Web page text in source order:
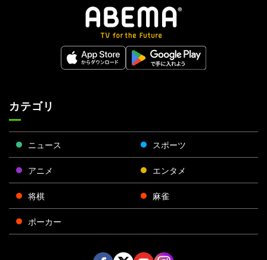
カテゴリ
ニュース スポーツ
アニメ エンタメ
将棋 麻雀
ポーカー